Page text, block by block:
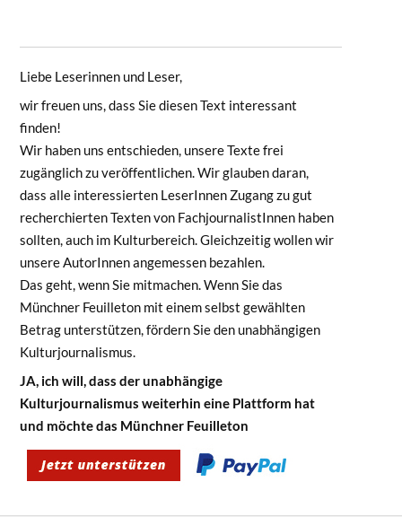
Liebe Leserinnen und Leser,
wir freuen uns, dass Sie diesen Text interessant
finden!
Wir haben uns entschieden, unsere Texte frei
zugänglich zu veröffentlichen. Wir glauben daran,
dass alle interessierten LeserInnen Zugang zu gut
recherchierten Texten von FachjournalistInnen haben
sollten, auch im Kulturbereich. Gleichzeitig wollen wir
unsere AutorInnen angemessen bezahlen.
Das geht, wenn Sie mitmachen. Wenn Sie das
Münchner Feuilleton mit einem selbst gewählten
Betrag unterstützen, fördern Sie den unabhängigen
Kulturjournalismus.
JA, ich will, dass der unabhängige
Kulturjournalismus weiterhin eine Plattform hat
und möchte das Münchner Feuilleton